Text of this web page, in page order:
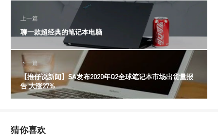
上一篇
聊一款超经典的笔记本电脑
下一篇
【推仔说新闻】SA发布2020年Q2全球笔记本市场出货量报
告 大涨27%
猜你喜欢